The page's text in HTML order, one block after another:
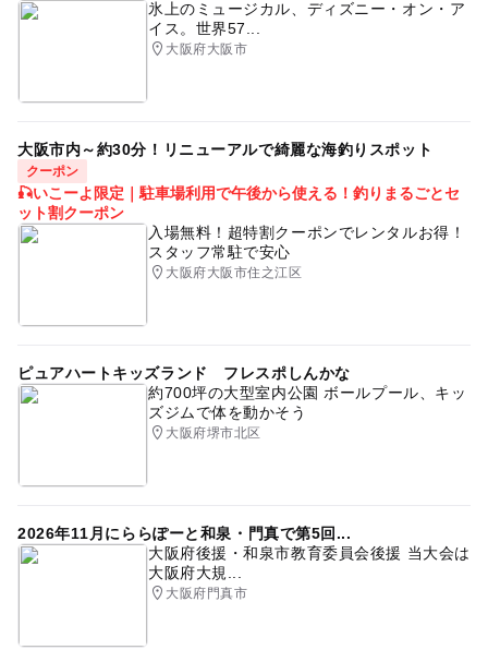
三連休 子連れOK 雨の日おでかけ 雨でも遊べる
ショッピングも楽しめる
レジャー施設
氷上のミュージカル、ディズニー・オン・ア
イス。世界57...
大阪府大阪市
大阪市内～約30分！リニューアルで綺麗な海釣りスポット
クーポン
🎣いこーよ限定｜駐車場利用で午後から使える！釣りまるごとセ
ット割クーポン
入場無料！超特割クーポンでレンタルお得！
スタッフ常駐で安心
大阪府大阪市住之江区
ピュアハートキッズランド フレスポしんかな
約700坪の大型室内公園 ボールプール、キッ
ズジムで体を動かそう
大阪府堺市北区
2026年11月にららぽーと和泉・門真で第5回...
大阪府後援・和泉市教育委員会後援 当大会は
大阪府大規...
大阪府門真市